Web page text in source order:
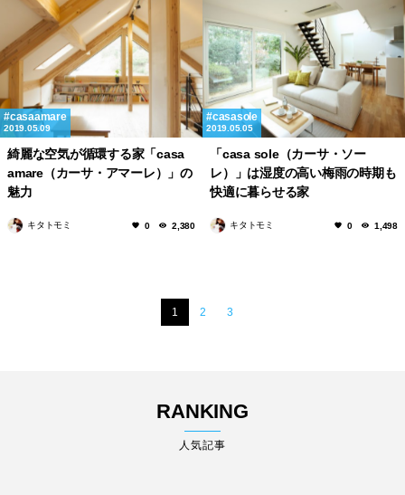
casaamare
2019.05.09
綺麗な空気が循環する家「casa
amare（カーサ・アマーレ）」の
魅力
キタトモミ 0 2,380
casasole
2019.05.05
「casa sole（カーサ・ソー
レ）」は湿度の高い梅雨の時期も
快適に暮らせる家
キタトモミ 0 1,498
1 2 3
RANKING
人気記事